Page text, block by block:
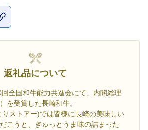
返礼品について
全国和牛能力共進会にて、内閣総理
を受賞した長崎和牛。
ストアー)では皆様に長崎の美味しい
こうと、ぎゅっとうま味の詰まった